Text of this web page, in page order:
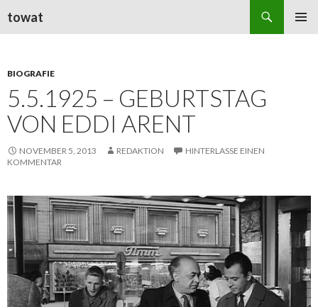
towat
BIOGRAFIE
5.5.1925 – GEBURTSTAG
VON EDDI ARENT
NOVEMBER 5, 2013 REDAKTION
HINTERLASSE EINEN
KOMMENTAR